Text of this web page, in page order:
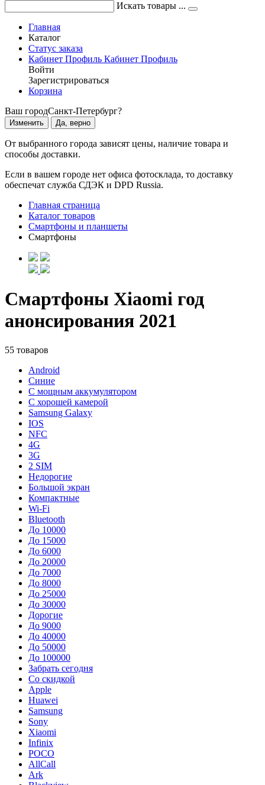
Искать товары ...
Главная
Каталог
Статус заказа
Кабинет Профиль Кабинет Профиль
Войти
Зарегистрироваться
Корзина
Ваш городСанкт-Петербург?
Изменить Да, верно
От выбранного города зависят цены, наличие товара и
способы доставки.
Если в вашем городе нет офиса фотосклада, то доставку
обеспечат служба СДЭК и DPD Russia.
Главная страница
Каталог товаров
Смартфоны и планшеты
Смартфоны
Смартфоны Xiaomi год
анонсирования 2021
55 товаров
Android
Синие
С мощным аккумулятором
С хорошей камерой
Samsung Galaxy
IOS
NFC
4G
3G
2 SIM
Недорогие
Большой экран
Компактные
Wi-Fi
Bluetooth
До 10000
До 15000
До 6000
До 20000
До 7000
До 8000
До 25000
До 30000
Дорогие
До 9000
До 40000
До 50000
До 100000
Забрать сегодня
Со скидкой
Apple
Huawei
Samsung
Sony
Xiaomi
Infinix
POCO
AllCall
Ark